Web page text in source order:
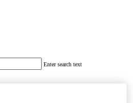
Enter search text